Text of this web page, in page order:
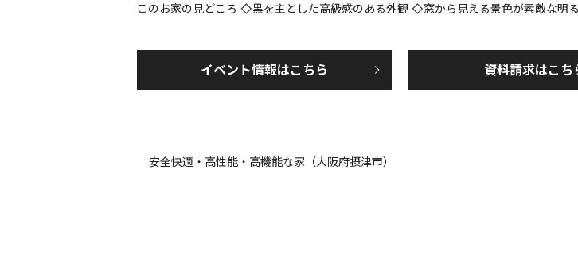
このお家の見どころ ◇黒を主とした高級感のある外観 ◇窓から見える景色が素敵な明
イベント情報はこちら 資料請求はこち
安全快適・高性能・高機能な家（大阪府摂津市）